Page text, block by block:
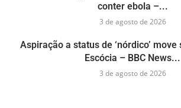
conter ebola –...
3 de agosto de 2026
Aspiração a status de ‘nórdico’
Escócia – BBC News...
3 de agosto de 2026